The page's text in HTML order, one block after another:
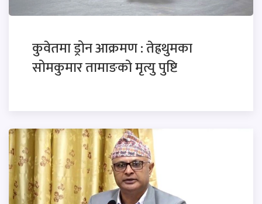
कुवेतमा ड्रोन आक्रमण : तेह्रथुमका
सोमकुमार तामाङको मृत्यु पुष्टि